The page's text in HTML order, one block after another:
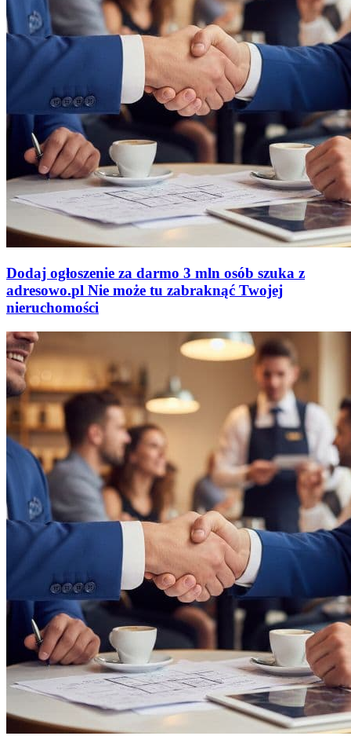
Dodaj ogłoszenie za darmo 3 mln osób szuka z
adresowo.pl Nie może tu zabraknąć Twojej
nieruchomości